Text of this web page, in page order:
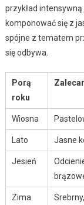
przykład
komponować się z
spójne z tematem
się odbywa.
Porą
roku
Wiosna
Lato Jasne
Jesień
Zima